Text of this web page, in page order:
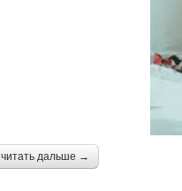
читать дальше →